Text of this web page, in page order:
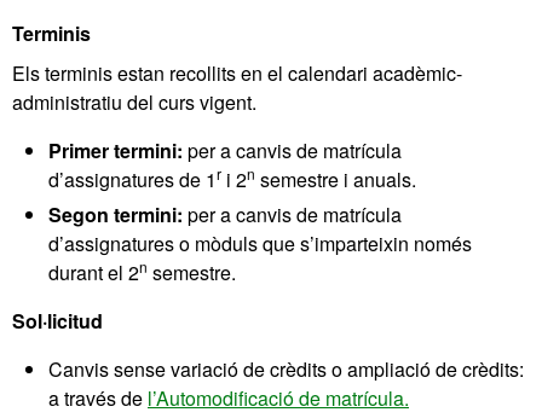
Terminis
Els terminis estan recollits en el calendari acadèmic-
administratiu del curs vigent.
Primer termini: per a canvis de matrícula
d’assignatures de 1r i 2n semestre i anuals.
Segon termini: per a canvis de matrícula
d’assignatures o mòduls que s’imparteixin només
durant el 2n semestre.
Sol·licitud
Canvis sense variació de crèdits o ampliació de crèdits:
a través de l’Automodificació de matrícula.